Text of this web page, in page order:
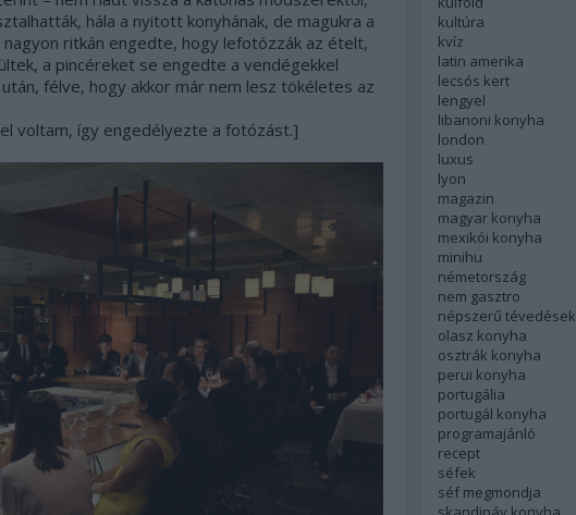
hála a nyitott konyhának, de magukra a
ritkán engedte, hogy lefotózzák az ételt,
a pincéreket se engedte a vendégekkel
félve, hogy akkor már nem lesz tökéletes az
voltam, így engedélyezte a fotózást.]
kultúra
kvíz
latin amerika
lecsós kert
lengyel
libanoni konyha
london
luxus
lyon
magazin
magyar konyha
mexikói konyha
minihu
németország
nem gasztro
népszerű tévedések
olasz konyha
osztrák konyha
perui konyha
portugália
portugál konyha
programajánló
recept
séfek
séf megmondja